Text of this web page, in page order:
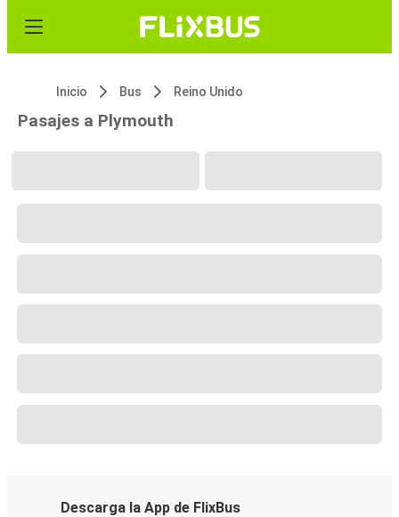
Inicio Bus Reino Unido
Pasajes a Plymouth
Descarga la App de FlixBus